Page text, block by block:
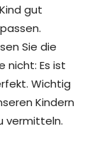
gut
Sie die
nicht: Es ist
Wichtig
Kindern
vermitteln.